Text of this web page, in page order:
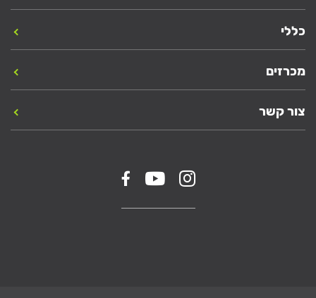
כללי
מכרזים
צור קשר